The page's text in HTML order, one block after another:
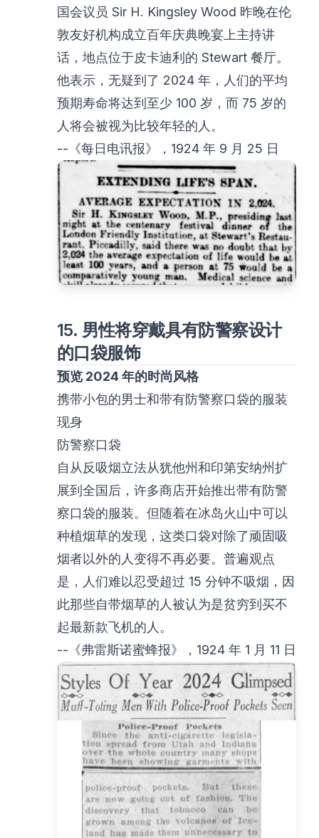
国会议员 Sir H. Kingsley Wood 昨晚在伦
敦友好机构成立百年庆典晚宴上主持讲
话，地点位于皮卡迪利的 Stewart 餐厅。
他表示，无疑到了 2024 年，人们的平均
预期寿命将达到至少 100 岁，而 75 岁的
人将会被视为比较年轻的人。
--《每日电讯报》，1924 年 9 月 25 日
15. 男性将穿戴具有防警察设计
的口袋服饰
预览 2024 年的时尚风格
携带小包的男士和带有防警察口袋的服装
现身
防警察口袋
自从反吸烟立法从犹他州和印第安纳州扩
展到全国后，许多商店开始推出带有防警
察口袋的服装。但随着在冰岛火山中可以
种植烟草的发现，这类口袋对除了顽固吸
烟者以外的人变得不再必要。普遍观点
是，人们难以忍受超过 15 分钟不吸烟，因
此那些自带烟草的人被认为是贫穷到买不
起最新款飞机的人。
--《弗雷斯诺蜜蜂报》，1924 年 1 月 11 日